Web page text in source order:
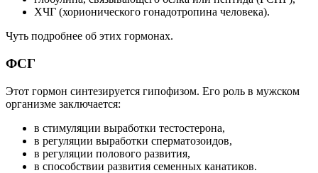
ХЧГ (хорионического гонадотропина человека).
Чуть подробнее об этих гормонах.
ФСГ
Этот гормон синтезируется гипофизом. Его роль в мужском
организме заключается:
в стимуляции выработки тестостерона,
в регуляции выработки сперматозоидов,
в регуляции полового развития,
в способствии развития семенных канатиков.